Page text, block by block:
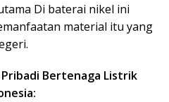
Di baterai nikel ini
material itu yang
Bertenaga Listrik